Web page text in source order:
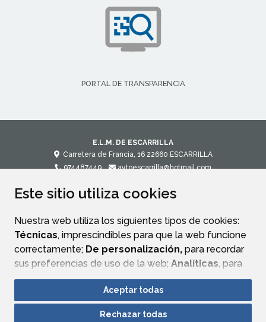
Este sitio utiliza cookies
Nuestra web utiliza los siguientes tipos de cookies:
Técnicas, imprescindibles para que la web funcione
correctamente; De personalización, para recordar
sus preferencias de uso de la web; Analíticas, para
mejorar el funcionamiento de la web y sus servicios.
Si acepta pulsando el botón“Aceptar todas”
consideramos que acepta su uso. Si pulsa el botón
Aceptar todas
Rechazar todas
PORTAL DE TRANSPARENCIA
E.L.M. DE ESCARRILLA
Carretera de Francia, 16 22660 ESCARRILLA
974487449
aytoescarrilla@hotmail.com
ACCESIBILIDAD